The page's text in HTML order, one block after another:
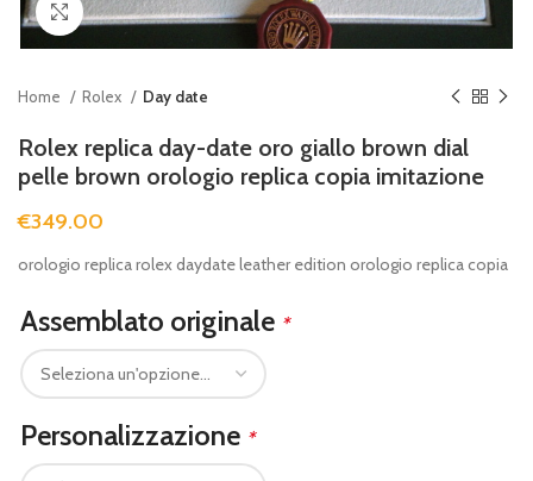
Clicca per ingrandire
Home Rolex Day date
Rolex replica day-date oro giallo brown dial
pelle brown orologio replica copia imitazione
€349.00
orologio replica rolex daydate leather edition orologio replica copia
Assemblato originale *
Personalizzazione *